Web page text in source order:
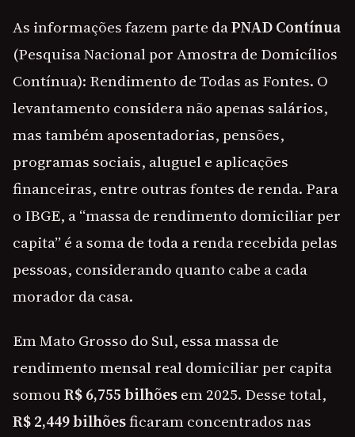
As informações fazem parte daPNAD Contínua
(Pesquisa Nacional por Amostra de Domicílios
Contínua): Rendimento de Todas as Fontes. O
levantamento considera não apenas salários,
mas também aposentadorias, pensões,
programas sociais, aluguel e aplicações
financeiras, entre outras fontes de renda. Para
o IBGE, a “massa de rendimento domiciliar per
capita” é a soma de toda a renda recebida pelas
pessoas, considerando quanto cabe a cada
morador da casa.
Em Mato Grosso do Sul, essa massa de
rendimento mensal real domiciliar per capita
somouR$ 6,755 bilhõesem 2025. Desse total,
R$ 2,449 bilhõesficaram concentrados nas